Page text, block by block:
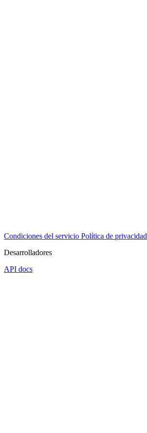
Condiciones del servicio Política de privacidad
Desarrolladores
API docs